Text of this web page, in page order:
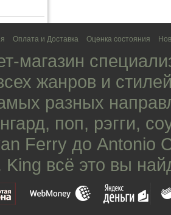
Оплата и Доставка Оценка состояния
магазин
жанров и
разных
, поп, рэгги,
Ferry до Antonio
King всё это вы